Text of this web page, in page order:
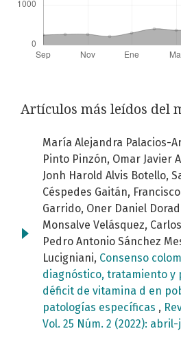
Artículos más leídos del
María Alejandra Palacios-
Pinto Pinzón, Omar Javier
Jonh Harold Alvis Botello,
Céspedes Gaitán,
Garrido, Oner Daniel
Monsalve Velásquez,
Pedro Antonio Sánchez
Lucigniani, Consenso
diagnóstico, tratamiento y
déficit de vitamina d en
patologías específicas ,
Vol. 25 Núm. 2 (2022):